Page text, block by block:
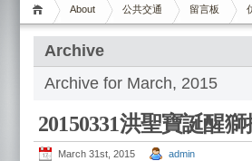
About 公共交通 留言板
Archive
Archive for March, 2015
20150331洪聖寶誕醒
March 31st, 2015 admin